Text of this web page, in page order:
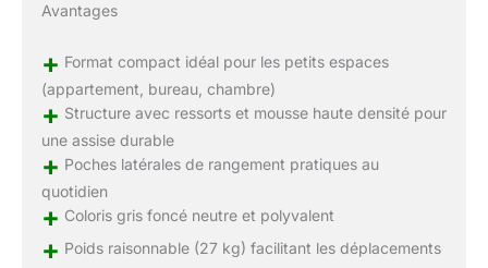
Avantages
+ Format compact idéal pour les petits espaces
(appartement, bureau, chambre)
+ Structure avec ressorts et mousse haute densité pour
une assise durable
+ Poches latérales de rangement pratiques au
quotidien
+ Coloris gris foncé neutre et polyvalent
+ Poids raisonnable (27 kg) facilitant les déplacements